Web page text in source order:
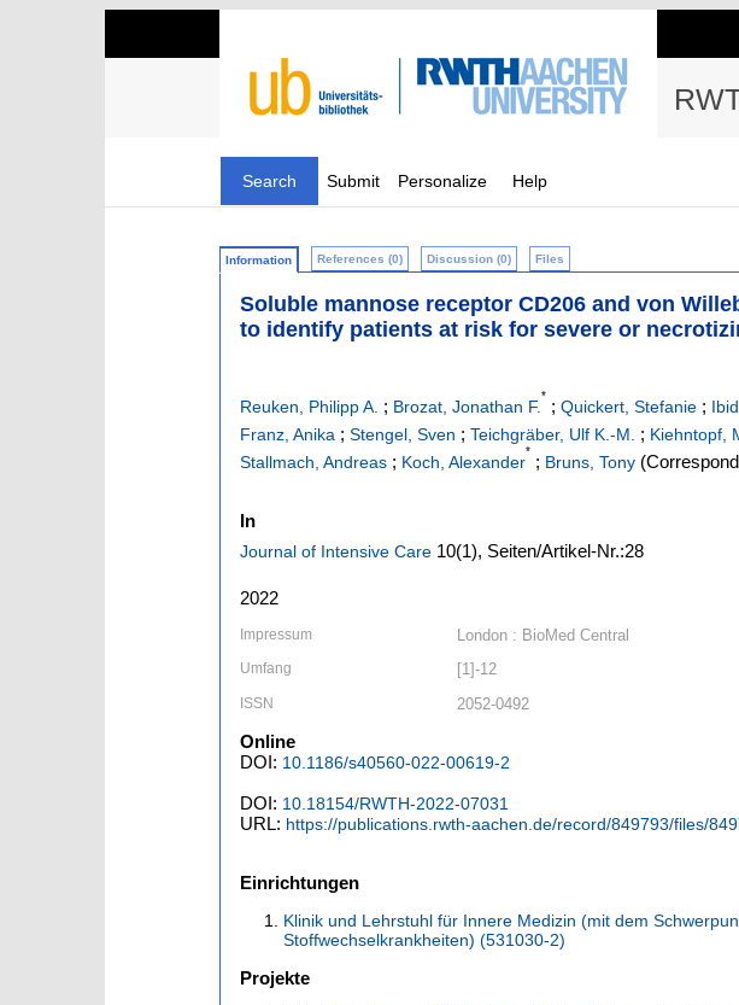
Search Submit Personalize Help
Information References (0) Discussion (0) Files
Soluble mannose receptor CD206 and von
to identify patients at risk for severe or
Reuken, Philipp A. ; Brozat, Jonathan F.
*
; Quickert, Stefanie ;
Franz, Anika ; Stengel, Sven ; Teichgräber, Ulf K.-M. ; Kiehntopf,
Stallmach, Andreas ; Koch, Alexander
*
; Bruns, Tony
In
Journal of Intensive Care 10(1), Seiten/Artikel-Nr.:28
2022
Impressum London : BioMed Central
Umfang [1]-12
ISSN 2052-0492
Online
DOI: 10.1186/s40560-022-00619-2
DOI: 10.18154/RWTH-2022-07031
URL: https://publications.rwth-aachen.de/record/849793/files/
Einrichtungen
Klinik und Lehrstuhl für Innere Medizin (mit dem
Stoffwechselkrankheiten) (531030-2)
Projekte